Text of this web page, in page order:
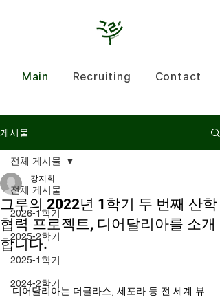
Main Recruiting Contact
게시물
전체 게시물
2026-1학기
2025-2학기
2025-1학기
2024-2학기
전체 게시물
그루의 2022년 1학기 두 번째 산학
협력 프로젝트, 디어달리아를 소개
합니다.
강지희
디어달리아는 더글라스, 세포라 등 전 세계 뷰